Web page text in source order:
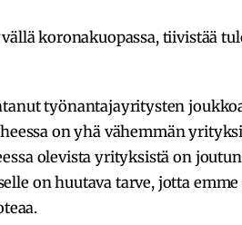
koronakuopassa, tiivistää
työnantajayritysten
on yhä vähemmän
olevista yrityksistä on
on huutava tarve, jotta